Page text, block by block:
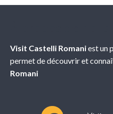
Visit Castelli Romaniest un
permet de découvrir et
Romani